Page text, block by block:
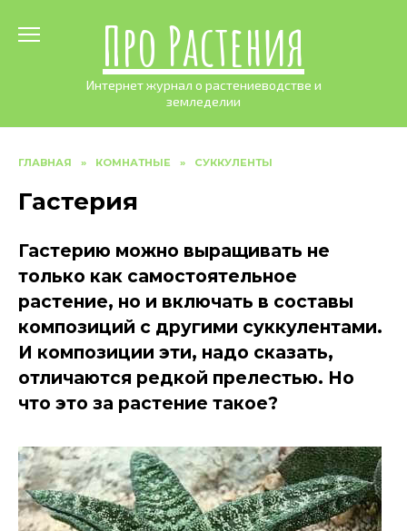
Про Растения
Интернет журнал о растениеводстве и
земледелии
ГЛАВНАЯ » КОМНАТНЫЕ » СУККУЛЕНТЫ
Гастерия
Гастерию можно выращивать не
только как самостоятельное
растение, но и включать в составы
композиций с другими суккулентами.
И композиции эти, надо сказать,
отличаются редкой прелестью. Но
что это за растение такое?